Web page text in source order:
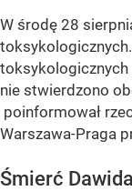
W środę 28
toksykologicznych
nie stwierdzono
poinformował
Warszawa-Praga
Śmierć